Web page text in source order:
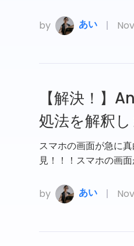
by あい
【解決！】
処法を解釈
スマホの画面が急に
見！！！スマホの画
by あい